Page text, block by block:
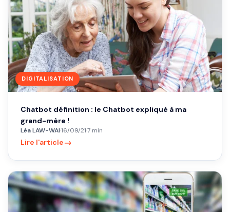
DIGITALISATION
Chatbot définition : le Chatbot expliqué à ma
grand-mère !
Léa LAW-WAI·16/09/21·7 min
Lire l'article→